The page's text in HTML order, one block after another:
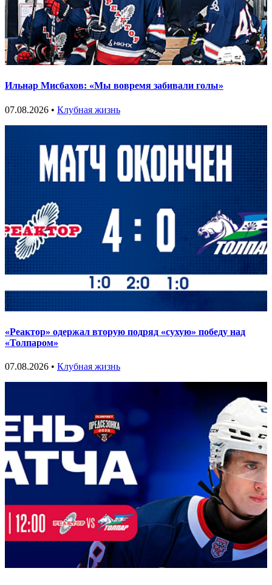
Ильнар Мисбахов: «Мы вовремя забивали голы»
07.08.2026 • Клубная жизнь
«Реактор» одержал вторую подряд «сухую» победу над
«Толпаром»
07.08.2026 • Клубная жизнь